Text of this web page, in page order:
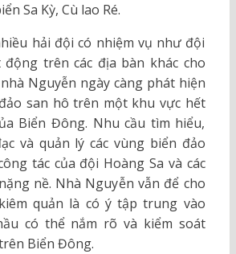
Sa Kỳ, Cù lao Ré.
hải đội có nhiệm vụ như đội
động trên các địa bàn khác cho
Nguyễn ngày càng phát hiện
san hô trên một khu vực hết
Biển Đông. Nhu cầu tìm hiểu,
và quản lý các vùng biển đảo
tác của đội Hoàng Sa và các
nề. Nhà Nguyễn vẫn để cho
quản là có ý tập trung vào
có thể nắm rõ và kiểm soát
Biển Đông.